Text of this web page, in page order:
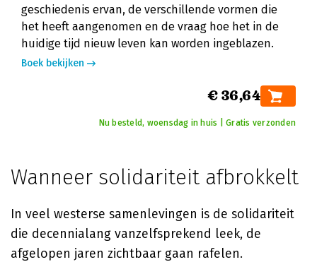
geschiedenis ervan, de verschillende vormen die
het heeft aangenomen en de vraag hoe het in de
huidige tijd nieuw leven kan worden ingeblazen.
Boek bekijken
€ 36,64
Nu besteld, woensdag in huis | Gratis verzonden
Wanneer solidariteit afbrokkelt
In veel westerse samenlevingen is de solidariteit
die decennialang vanzelfsprekend leek, de
afgelopen jaren zichtbaar gaan rafelen.